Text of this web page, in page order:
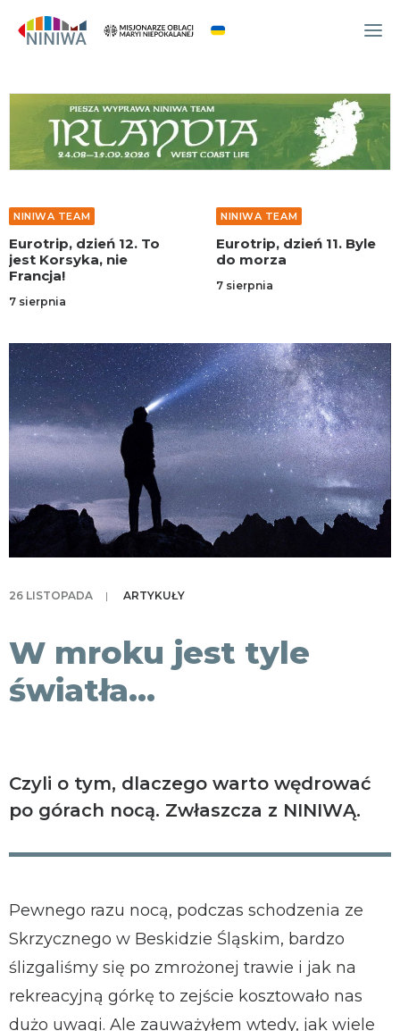
WYDARZENIA
O NAS
WSPÓLNOTA
NINIWA TEAM
FESTIWAL ŻYCIA
WOLONTARIAT
AKTUALNOŚCI
NINIWA BUD
SKLEP
KONTAKT
NINIWA TEAM
Eurotrip, dzień 12. To
jest Korsyka, nie
Francja!
7 sierpnia
NINIWA TEAM
Eurotrip, dzień 11. Byle
do morza
7 sierpnia
26 LISTOPADA | ARTYKUŁY
W mroku jest tyle
światła…
Czyli o tym, dlaczego warto wędrować
po górach nocą. Zwłaszcza z NINIWĄ.
Pewnego razu nocą, podczas schodzenia ze
Skrzycznego w Beskidzie Śląskim, bardzo
ślizgaliśmy się po zmrożonej trawie i jak na
rekreacyjną górkę to zejście kosztowało nas
dużo uwagi. Ale zauważyłem wtedy, jak wiele